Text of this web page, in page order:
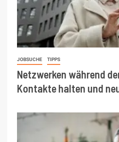
JOBSUCHE TIPPS
Netzwerken während
Kontakte halten und